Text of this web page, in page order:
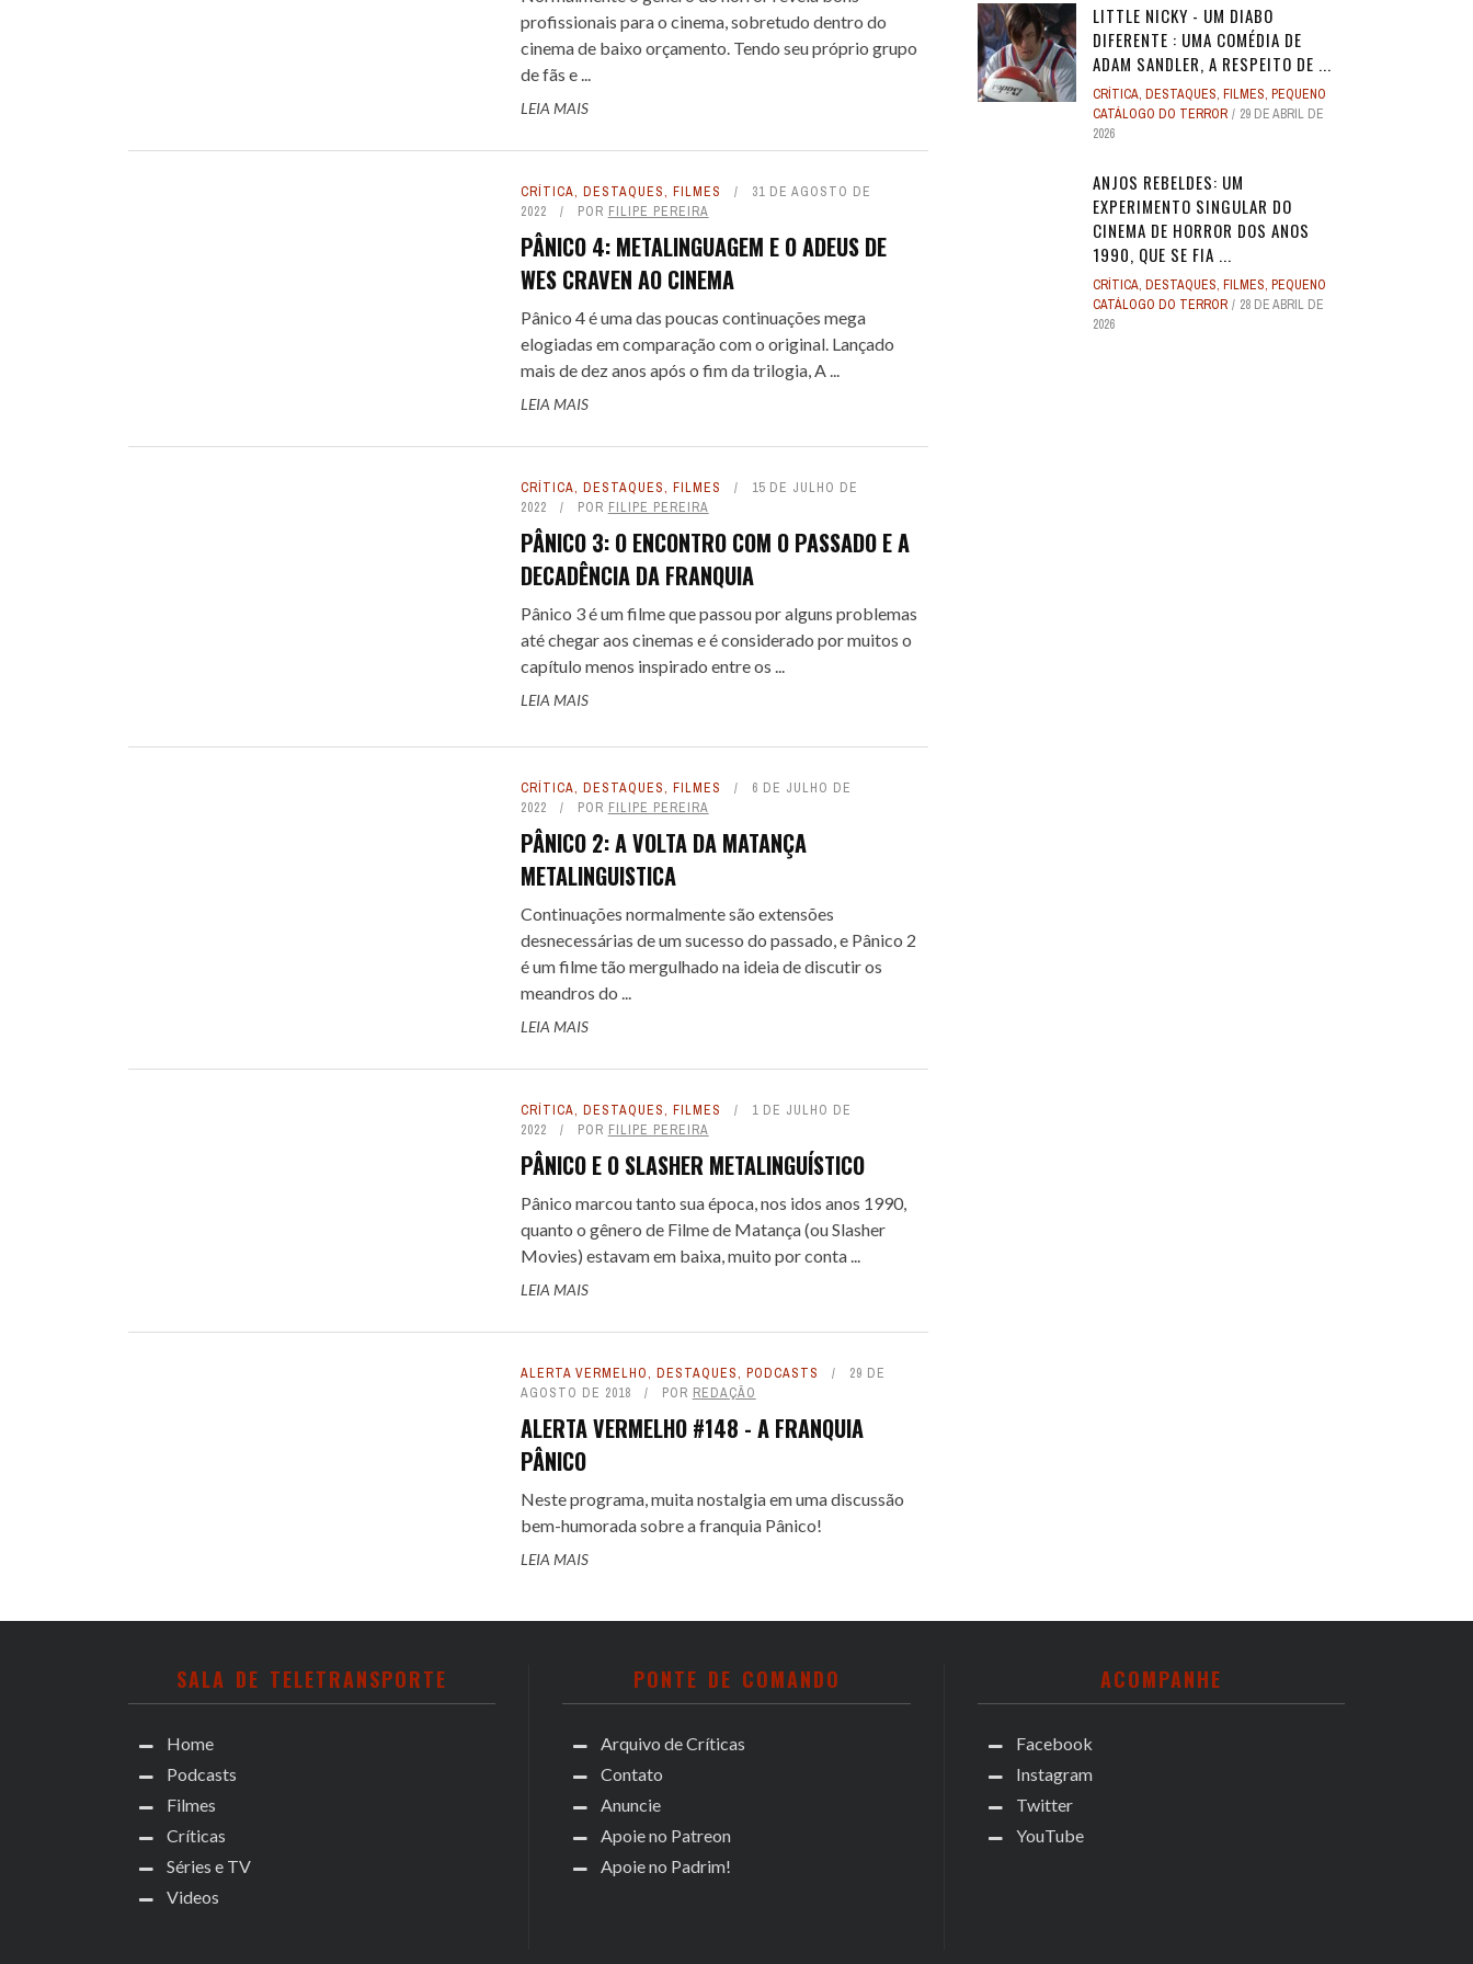
profissionais para o cinema, sobretudo dentro do
cinema de baixo orçamento. Tendo seu próprio grupo
de fãs e ...
LEIA MAIS
CRÍTICA, DESTAQUES, FILMES
31 DE AGOSTO DE
2022
POR FILIPE PEREIRA
PÂNICO 4: METALINGUAGEM E O ADEUS DE
WES CRAVEN AO CINEMA
Pânico 4 é uma das poucas continuações mega
elogiadas em comparação com o original. Lançado
mais de dez anos após o fim da trilogia, A ...
LEIA MAIS
CRÍTICA, DESTAQUES, FILMES
15 DE JULHO DE
2022
POR FILIPE PEREIRA
PÂNICO 3: O ENCONTRO COM O PASSADO E A
DECADÊNCIA DA FRANQUIA
Pânico 3 é um filme que passou por alguns problemas
até chegar aos cinemas e é considerado por muitos o
capítulo menos inspirado entre os ...
LEIA MAIS
CRÍTICA, DESTAQUES, FILMES
6 DE JULHO DE
2022
POR FILIPE PEREIRA
PÂNICO 2: A VOLTA DA MATANÇA
METALINGUISTICA
Continuações normalmente são extensões
desnecessárias de um sucesso do passado, e Pânico 2
é um filme tão mergulhado na ideia de discutir os
meandros do ...
LEIA MAIS
CRÍTICA, DESTAQUES, FILMES
1 DE JULHO DE
2022
POR FILIPE PEREIRA
PÂNICO E O SLASHER METALINGUÍSTICO
Pânico marcou tanto sua época, nos idos anos 1990,
quanto o gênero de Filme de Matança (ou Slasher
Movies) estavam em baixa, muito por conta ...
LEIA MAIS
ALERTA VERMELHO, DESTAQUES, PODCASTS
29 DE
AGOSTO DE 2018
POR REDAÇÃO
ALERTA VERMELHO #148 - A FRANQUIA
PÂNICO
Neste programa, muita nostalgia em uma discussão
bem-humorada sobre a franquia Pânico!
LEIA MAIS
LITTLE NICKY - UM DIABO
DIFERENTE : UMA COMÉDIA DE
ADAM SANDLER, A RESPEITO DE ...
CRÍTICA, DESTAQUES, FILMES, PEQUENO
CATÁLOGO DO TERROR
29 DE ABRIL DE
2026
ANJOS REBELDES: UM
EXPERIMENTO SINGULAR DO
CINEMA DE HORROR DOS ANOS
1990, QUE SE FIA ...
CRÍTICA, DESTAQUES, FILMES, PEQUENO
CATÁLOGO DO TERROR
28 DE ABRIL DE
2026
SALA DE TELETRANSPORTE
Home
Podcasts
Filmes
Críticas
Séries e TV
Videos
PONTE DE COMANDO
Arquivo de Críticas
Contato
Anuncie
Apoie no Patreon
Apoie no Padrim!
ACOMPANHE
Facebook
Instagram
Twitter
YouTube